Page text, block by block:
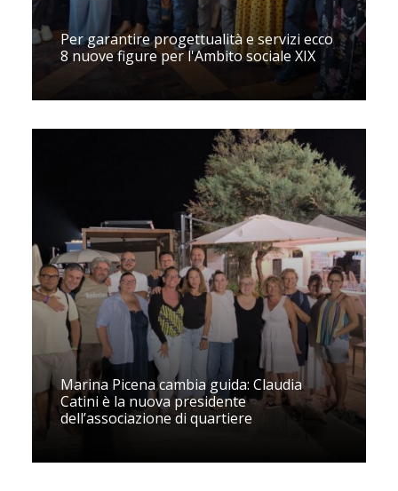
Per garantire progettualità e servizi ecco
8 nuove figure per l'Ambito sociale XIX
Marina Picena cambia guida: Claudia
Catini è la nuova presidente
dell’associazione di quartiere